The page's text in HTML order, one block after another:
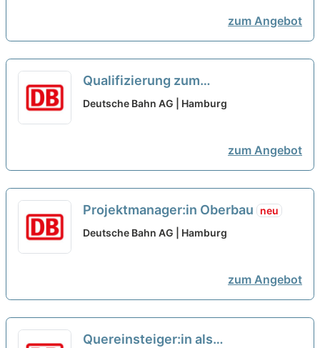
zum Angebot
Qualifizierung zum
Weichenmechaniker:in (w/m/d)
Deutsche Bahn AG | Hamburg
zum Angebot
Projektmanager:in Oberbau
neu
Deutsche Bahn AG | Hamburg
zum Angebot
Quereinsteiger:in als